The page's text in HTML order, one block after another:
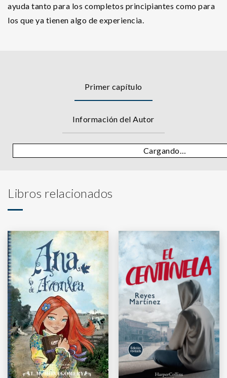
ayuda tanto para los completos principiantes como para
los que ya tienen algo de experiencia.
Primer capítulo
Información del Autor
Cargando…
Libros relacionados